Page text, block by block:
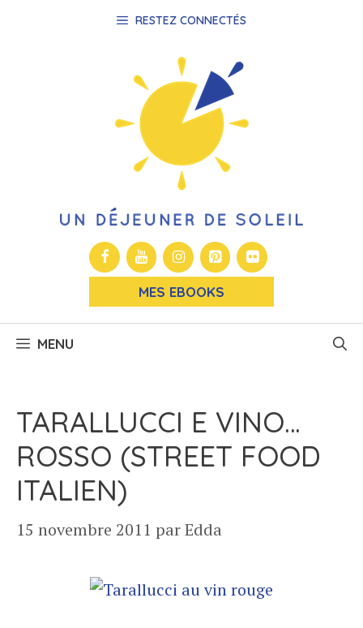
RESTEZ CONNECTÉS
MES EBOOKS
MENU
TARALLUCCI E VINO…
ROSSO (STREET FOOD
ITALIEN)
15 novembre 2011 parEdda